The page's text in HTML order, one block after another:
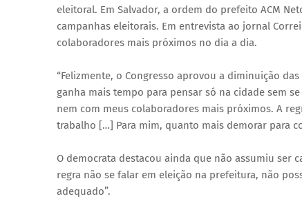
eleitoral. Em Salvador, a ordem do prefeito ACM
campanhas eleitorais. Em entrevista ao jornal
colaboradores mais próximos no dia a dia.
“Felizmente, o Congresso aprovou a diminuição
ganha mais tempo para pensar só na cidade sem
nem com meus colaboradores mais próximos. A
trabalho […] Para mim, quanto mais demorar para
O democrata destacou ainda que não assumiu ser
regra não se falar em eleição na prefeitura, não
adequado”.